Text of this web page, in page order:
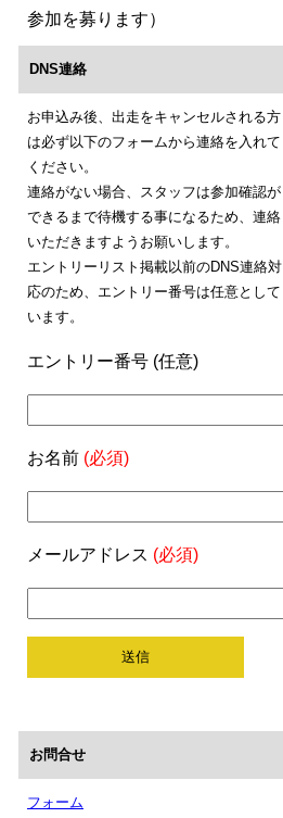
参加を募ります）
DNS連絡
お申込み後、出走をキャンセルされる方
は必ず以下のフォームから連絡を入れて
ください。
連絡がない場合、スタッフは参加確認が
できるまで待機する事になるため、連絡
いただきますようお願いします。
エントリーリスト掲載以前のDNS連絡対
応のため、エントリー番号は任意として
います。
エントリー番号 (任意)
お名前 (必須)
メールアドレス (必須)
お問合せ
フォーム